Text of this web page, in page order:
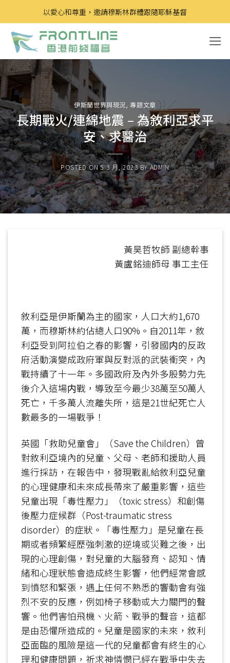
to
content
以愛心和尊重，邀請穆斯林群體跟隨耶穌基督
伊斯蘭世界與現況,專題文章
長期戰火/連綿地震 – 為敘利亞求平
安、求醫治
POSTED ON5 3 月, 2023 BYADMIN
黃昊哲牧師 副總幹事
黃盧銘迪師母 事工主任
敘利亞是伊斯蘭為主的國家，人口大約1,670
萬，而穆斯林約佔總人口90%。自2011年，敘
利亞受到阿拉伯之春的影響，引發國内的反政
府活動演變成政府軍與反對派的武裝衝突，內
戰持續了十一年。多國政府及內外多股勢力先
後介入這場内戰，導致至今最少38萬至50萬人
死亡，千多萬人流離失所，這是21世紀死亡人
數最多的一場戰爭！
英國「救助兒童會」（Save the Children）曾
對敘利亞境內的兒童、父母、老師和援助人員
進行採訪，在報告中，發現戰亂給敘利亞兒童
的心理健康和未來成長帶來了嚴重影響，這些
兒童出現「毒性壓力」（toxic stress）和創傷
後壓力症候群（Post-traumatic stress
disorder）的症狀。「毒性壓力」是兒童在長
期或者頻繁經歷強刺激的逆境或災難之後，出
現的心理創傷，對兒童的大腦發育、認知、情
緒和心理狀態會造成終生影響，他們經常會感
到憤怒和緊張，遇上任何不熟悉的響動會有強
烈不安的反應，例如椅子移動或大力關門的聲
響。他們害怕飛機、火箭、戰爭的聲音，這都
是由恐懼所造成的。兒童是國家的未來，敘利
亞面臨的風險是這一代的兒童都會有終生的心
理和健康問題，祈求神憐憫已經在戰爭中失去